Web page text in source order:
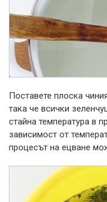
Поставете плоска
така че всички
стайна температура в
зависимост от
процесът на ецване